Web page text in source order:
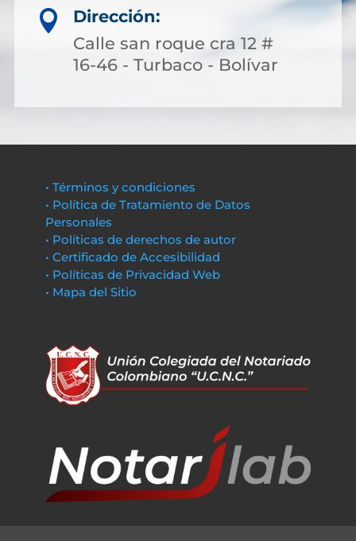

Dirección:
Calle san roque cra 12 #
16-46 - Turbaco - Bolívar
• Términos y condiciones
• Política de Tratamiento de Datos
Personales
• Políticas de derechos de autor
• Certificado de Accesibilidad
• Políticas de Privacidad Web
• Mapa del Sitio